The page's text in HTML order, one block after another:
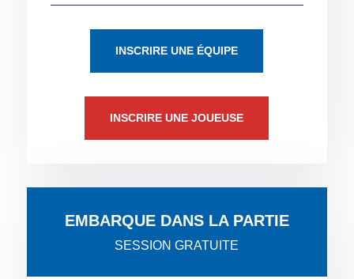
INSCRIRE UNE ÉQUIPE
INSCRIRE UNE JOUEUSE
EMBARQUE DANS LA PARTIE
SESSION GRATUITE